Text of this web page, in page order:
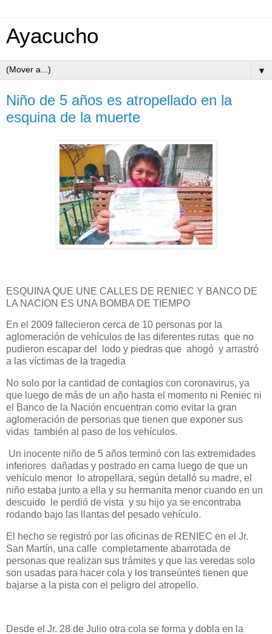
Ayacucho
▼
Niño de 5 años es atropellado en la
esquina de la muerte
ESQUINA QUE UNE CALLES DE RENIEC Y BANCO DE
LA NACION ES UNA BOMBA DE TIEMPO
En el 2009 fallecieron cerca de 10 personas por la
aglomeración de vehículos de las diferentes rutas que no
pudieron escapar del lodo y piedras que ahogó y arrastró
a las víctimas de la tragedia
No solo por la cantidad de contagios con coronavirus, ya
que luego de más de un año hasta el momento ni Reniec ni
el Banco de la Nación encuentran como evitar la gran
aglomeración de personas que tienen que exponer sus
vidas también al paso de los vehículos.
Un inocente niño de 5 años terminó con las extremidades
inferiores dañadas y postrado en cama luego de que un
vehículo menor lo atropellara, según detalló su madre, el
niño estaba junto a ella y su hermanita menor cuando en un
descuido le perdió de vista y su hijo ya se encontraba
rodando bajo las llantas del pesado vehículo.
El hecho se registró por las oficinas de RENIEC en el Jr.
San Martín, una calle completamente abarrotada de
personas que realizan sus trámites y que las veredas solo
son usadas para hacer cola y los transeúntes tienen que
bajarse a la pista con el peligro del atropello.
Desde el Jr. 28 de Julio otra cola se forma y dobla en la